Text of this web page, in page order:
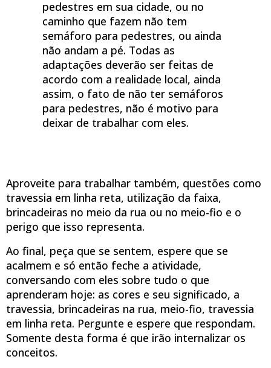
pedestres em sua cidade, ou no
caminho que fazem não tem
semáforo para pedestres, ou ainda
não andam a pé. Todas as
adaptações deverão ser feitas de
acordo com a realidade local, ainda
assim, o fato de não ter semáforos
para pedestres, não é motivo para
deixar de trabalhar com eles.
Aproveite para trabalhar também, questões como
travessia em linha reta, utilização da faixa,
brincadeiras no meio da rua ou no meio-fio e o
perigo que isso representa.
Ao final, peça que se sentem, espere que se
acalmem e só então feche a atividade,
conversando com eles sobre tudo o que
aprenderam hoje: as cores e seu significado, a
travessia, brincadeiras na rua, meio-fio, travessia
em linha reta. Pergunte e espere que respondam.
Somente desta forma é que irão internalizar os
conceitos.